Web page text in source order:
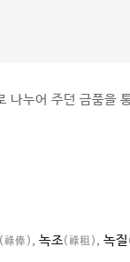
나누어 주던 금품을
祿俸) , 녹조(祿租) , 녹질